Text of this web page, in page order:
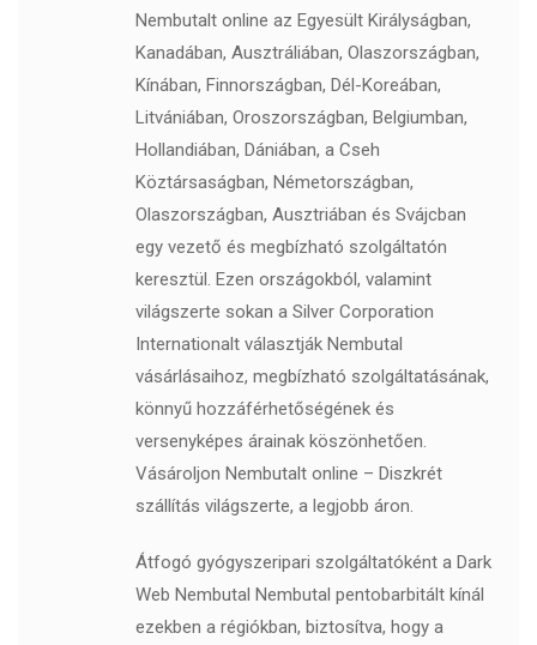
Nembutalt online az Egyesült Királyságban,
Kanadában, Ausztráliában, Olaszországban,
Kínában, Finnországban, Dél-Koreában,
Litvániában, Oroszországban, Belgiumban,
Hollandiában, Dániában, a Cseh
Köztársaságban, Németországban,
Olaszországban, Ausztriában és Svájcban
egy vezető és megbízható szolgáltatón
keresztül. Ezen országokból, valamint
világszerte sokan a Silver Corporation
Internationalt választják Nembutal
vásárlásaihoz, megbízható szolgáltatásának,
könnyű hozzáférhetőségének és
versenyképes árainak köszönhetően.
Vásároljon Nembutalt online – Diszkrét
szállítás világszerte, a legjobb áron.
Átfogó gyógyszeripari szolgáltatóként a Dark
Web Nembutal Nembutal pentobarbitált kínál
ezekben a régiókban, biztosítva, hogy a